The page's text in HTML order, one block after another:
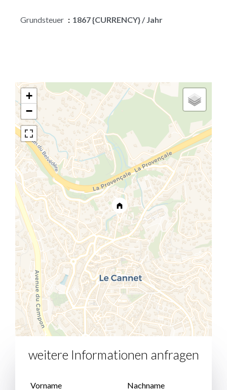
Grundsteuer 1867 {CURRENCY} / Jahr
+
−
weitere Informationen anfragen